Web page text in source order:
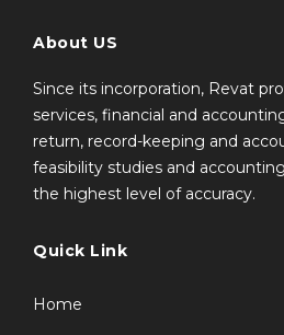
About US
Since its incorporation, Revat
services, financial and
return, record-keeping and
feasibility studies and
the highest level of accuracy.
Quick Link
Home